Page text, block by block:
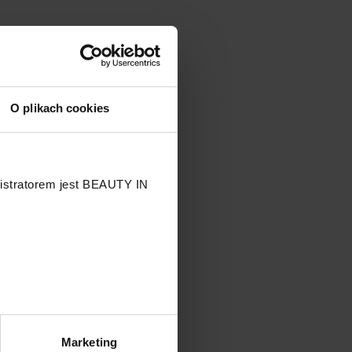
O plikach cookies
jest BEAUTY IN
Marketing